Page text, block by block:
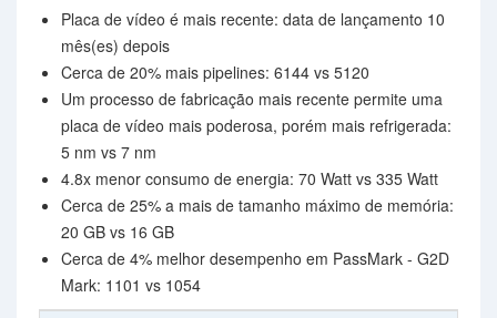
Placa de vídeo é mais recente: data de lançamento 10
mês(es) depois
Cerca de 20% mais pipelines: 6144 vs 5120
Um processo de fabricação mais recente permite uma
placa de vídeo mais poderosa, porém mais refrigerada:
5 nm vs 7 nm
4.8x menor consumo de energia: 70 Watt vs 335 Watt
Cerca de 25% a mais de tamanho máximo de memória:
20 GB vs 16 GB
Cerca de 4% melhor desempenho em PassMark - G2D
Mark: 1101 vs 1054